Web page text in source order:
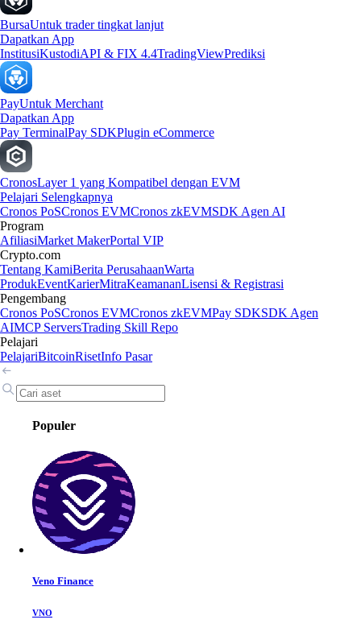
BursaUntuk trader tingkat lanjut
Dapatkan App
InstitusiKustodiAPI & FIX 4.4TradingViewPrediksi
PayUntuk Merchant
Dapatkan App
Pay TerminalPay SDKPlugin eCommerce
CronosLayer 1 yang Kompatibel dengan EVM
Pelajari Selengkapnya
Cronos PoSCronos EVMCronos zkEVMSDK Agen AI
Program
AfiliasiMarket MakerPortal VIP
Crypto.com
Tentang KamiBerita PerusahaanWarta
ProdukEventKarierMitraKeamananLisensi & Registrasi
Pengembang
Cronos PoSCronos EVMCronos zkEVMPay SDKSDK Agen
AIMCP ServersTrading Skill Repo
Pelajari
PelajariBitcoinRisetInfo Pasar
Populer
Veno Finance
VNO